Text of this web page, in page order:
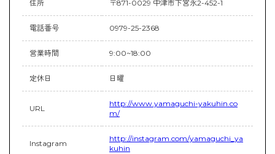
住所 〒871-0029 中津市下宮永2-452-1
電話番号 0979-25-2368
営業時間 9:00~18:00
定休日 日曜
URL
http://www.yamaguchi-yakuhin.co
m/
Instagram
http://instagram.com/yamaguchi_ya
kuhin